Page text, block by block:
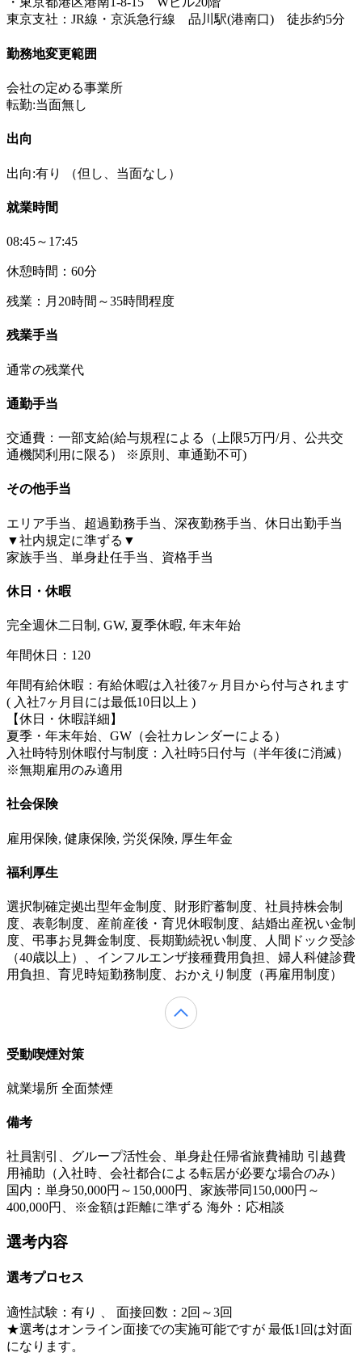
東京支社：JR線・京浜急行線 品川駅(港南口) 徒歩約5分
勤務地変更範囲
会社の定める事業所
転勤:当面無し
出向
出向:有り （但し、当面なし）
就業時間
08:45～17:45
休憩時間：60分
残業：月20時間～35時間程度
残業手当
通常の残業代
通勤手当
交通費：一部支給(給与規程による（上限5万円/月、公共交
通機関利用に限る） ※原則、車通勤不可)
その他手当
エリア手当、超過勤務手当、深夜勤務手当、休日出勤手当
▼社内規定に準ずる▼
家族手当、単身赴任手当、資格手当
休日・休暇
完全週休二日制, GW, 夏季休暇, 年末年始
年間休日：120
年間有給休暇：有給休暇は入社後7ヶ月目から付与されます
( 入社7ヶ月目には最低10日以上 )
【休日・休暇詳細】
夏季・年末年始、GW（会社カレンダーによる）
入社時特別休暇付与制度：入社時5日付与（半年後に消滅）
※無期雇用のみ適用
社会保険
雇用保険, 健康保険, 労災保険, 厚生年金
福利厚生
選択制確定拠出型年金制度、財形貯蓄制度、社員持株会制
度、表彰制度、産前産後・育児休暇制度、結婚出産祝い金制
度、弔事お見舞金制度、長期勤続祝い制度、人間ドック受診
（40歳以上）、インフルエンザ接種費用負担、婦人科健診費
用負担、育児時短勤務制度、おかえり制度（再雇用制度）
受動喫煙対策
就業場所 全面禁煙
備考
社員割引、グループ活性会、単身赴任帰省旅費補助 引越費
用補助（入社時、会社都合による転居が必要な場合のみ）
国内：単身50,000円～150,000円、家族帯同150,000円～
400,000円、※金額は距離に準ずる 海外：応相談
選考内容
選考プロセス
適性試験： 有り
面接回数：2回～3回
★選考はオンライン面接での実施可能ですが 最低1回は対面
になります。